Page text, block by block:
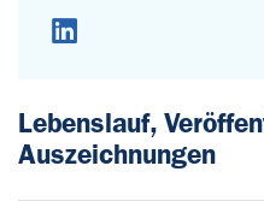
LinkedIn
Lebenslauf,
Auszeichnungen